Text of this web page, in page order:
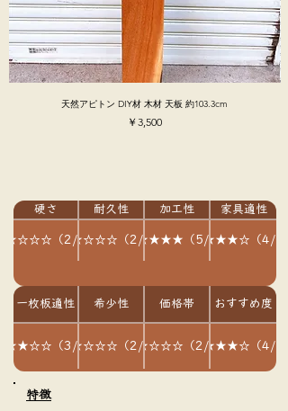
天然アピトン DIY材 木材 天板 約103.3cm
価格
￥3,500
硬さ 耐久性 加工性 家具適性
（2/5）
★★☆☆☆（2/5）★★★★★（5/5）★★★★☆（4/5
一枚板適性 希少性 価格帯 おすすめ度
（3/5）
★★☆☆☆（2/5）★★☆☆☆（2/5）★★★★☆（4/5
​特徴